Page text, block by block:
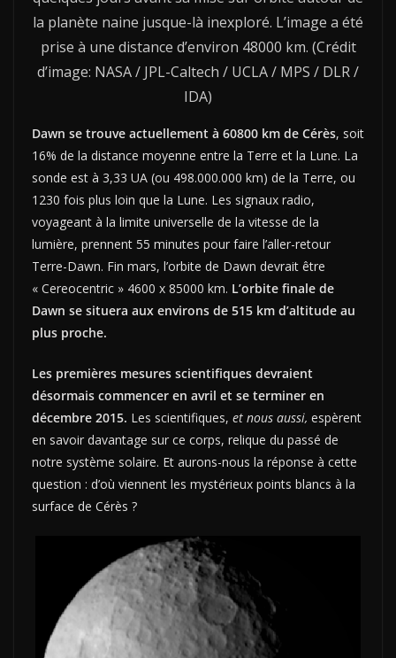
la planète naine jusque-là inexploré. L’image a été
prise à une distance d’environ 48000 km. (Crédit
d’image: NASA / JPL-Caltech / UCLA / MPS / DLR /
IDA)
Dawn se trouve actuellement à 60800 km de Cérès, soit
16% de la distance moyenne entre la Terre et la Lune. La
sonde est à 3,33 UA (ou 498.000.000 km) de la Terre, ou
1230 fois plus loin que la Lune. Les signaux radio,
voyageant à la limite universelle de la vitesse de la
lumière, prennent 55 minutes pour faire l’aller-retour
Terre-Dawn. Fin mars, l’orbite de Dawn devrait être
« Cereocentric » 4600 x 85000 km. L’orbite finale de
Dawn se situera aux environs de 515 km d’altitude au
plus proche.
Les premières mesures scientifiques devraient
désormais commencer en avril et se terminer en
décembre 2015. Les scientifiques, et nous aussi, espèrent
en savoir davantage sur ce corps, relique du passé de
notre système solaire. Et aurons-nous la réponse à cette
question : d’où viennent les mystérieux points blancs à la
surface de Cérès ?